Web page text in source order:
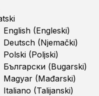
English (Engleski)
Deutsch (Njemački)
Polski (Poljski)
Български (Bugarski)
Magyar (Mađarski)
Italiano (Talijanski)